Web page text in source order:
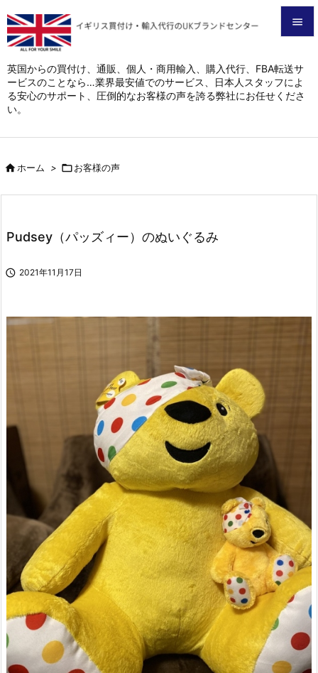
英国からの買付け、通販、個人・商用輸入、購入代行、FBA転送サ
ービスのことなら…業界最安値でのサービス、日本人スタッフによ
る安心のサポート、圧倒的なお客様の声を誇る弊社にお任せくださ
い。

メニュ

サイド
前へ

ホーム > お客様の声
Pudsey（パッズィー）のぬいぐるみ
 2021年11月17日